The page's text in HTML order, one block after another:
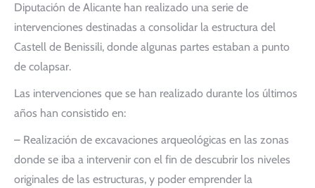
Diputación de Alicante han realizado una serie de
intervenciones destinadas a consolidar la estructura del
Castell de Benissili, donde algunas partes estaban a punto
de colapsar.
Las intervenciones que se han realizado durante los últimos
años han consistido en:
– Realización de excavaciones arqueológicas en las zonas
donde se iba a intervenir con el fin de descubrir los niveles
originales de las estructuras, y poder emprender la